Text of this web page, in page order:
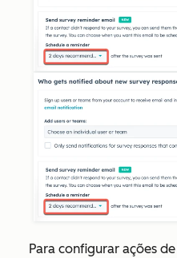
Para configurar ações